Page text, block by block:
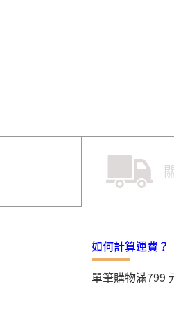
如何計算運費？
單筆購物滿799